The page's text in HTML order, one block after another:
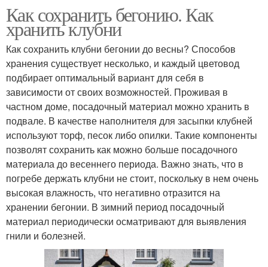
Как сохранить бегонию. Как
хранить клубни
Как сохранить клубни бегонии до весны? Способов
хранения существует несколько, и каждый цветовод
подбирает оптимальный вариант для себя в
зависимости от своих возможностей. Проживая в
частном доме, посадочный материал можно хранить в
подвале. В качестве наполнителя для засыпки клубней
используют торф, песок либо опилки. Такие компоненты
позволят сохранить как можно больше посадочного
материала до весеннего периода. Важно знать, что в
погребе держать клубни не стоит, поскольку в нем очень
высокая влажность, что негативно отразится на
хранении бегонии. В зимний период посадочный
материал периодически осматривают для выявления
гнили и болезней.